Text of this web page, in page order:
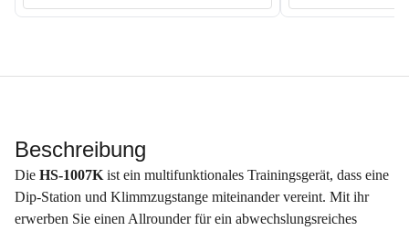
Beschreibung
Die HS-1007K ist ein multifunktionales Trainingsgerät, dass eine
Dip-Station und Klimmzugstange miteinander vereint. Mit ihr
erwerben Sie einen Allrounder für ein abwechslungsreiches